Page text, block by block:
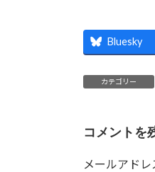
Bluesky
カテゴリー
コメントを
メールアド